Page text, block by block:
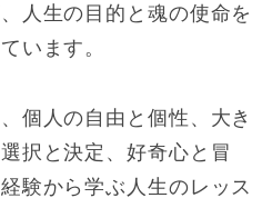
人生の目的と魂の使命を
います。
個人の自由と個性、大き
択と決定、好奇心と冒
験から学ぶ人生のレッス